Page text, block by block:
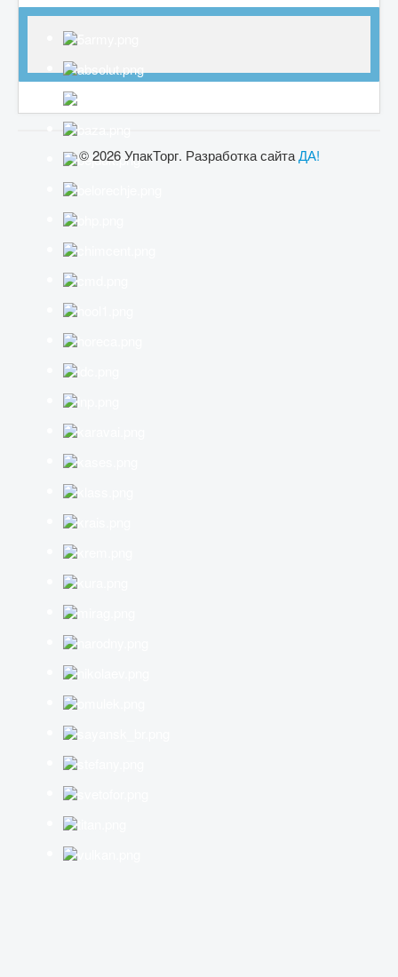
© 2026 УпакТорг. Разработка сайтаДА!